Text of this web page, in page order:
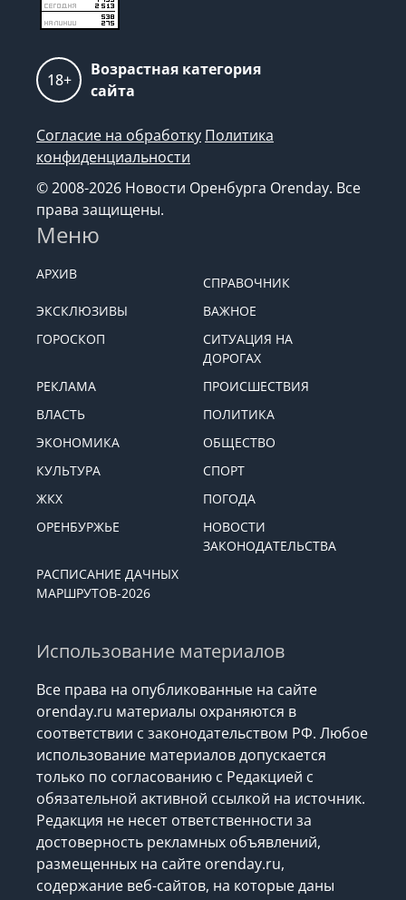
18+
Возрастная категория
сайта
Согласие на обработку Политика
конфиденциальности
© 2008-2026 Новости Оренбурга Orenday. Все
права защищены.
Меню
АРХИВ
СПРАВОЧНИК
ЭКСКЛЮЗИВЫ
ВАЖНОЕ
ГОРОСКОП
СИТУАЦИЯ НА
ДОРОГАХ
РЕКЛАМА
ПРОИСШЕСТВИЯ
ВЛАСТЬ
ПОЛИТИКА
ЭКОНОМИКА
ОБЩЕСТВО
КУЛЬТУРА
СПОРТ
ЖКХ
ПОГОДА
ОРЕНБУРЖЬЕ
НОВОСТИ
ЗАКОНОДАТЕЛЬСТВА
РАСПИСАНИЕ ДАЧНЫХ
МАРШРУТОВ-2026
Использование материалов
Все права на опубликованные на сайте
orenday.ru материалы охраняются в
соответствии с законодательством РФ. Любое
использование материалов допускается
только по согласованию с Редакцией с
обязательной активной ссылкой на источник.
Редакция не несет ответственности за
достоверность рекламных объявлений,
размещенных на сайте orenday.ru,
содержание веб-сайтов, на которые даны